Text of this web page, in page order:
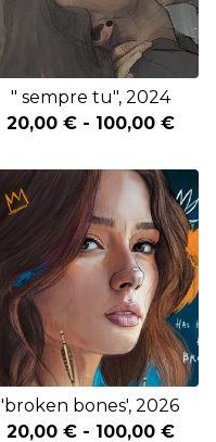
" sempre tu", 2024
20,00 €- 100,00 €
'broken bones', 2026
20,00 €- 100,00 €